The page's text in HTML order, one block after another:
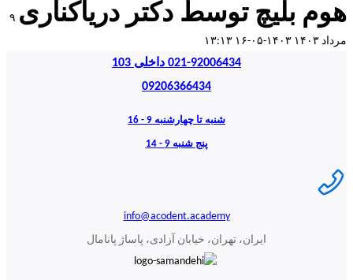
هوم بلیچ توسط دکتر دریاکناری ۹
مرداد ۱۴۰۳
۱۴۰۳-۰۵-۱۶ ۱۳:۱۳
021-92006434 داخلی 103
09206366434
شنبه تا چهارشنبه 9 - 16
پنج شنبه 9 - 14
info@acodent.academy
ایران، تهران، خیابان آزادی، پاساژ پانامال